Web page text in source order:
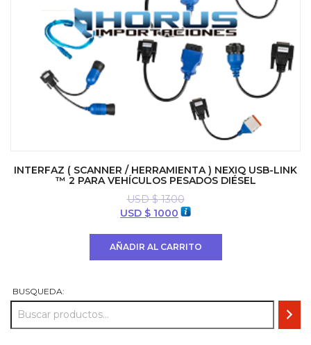
INTERFAZ ( SCANNER / HERRAMIENTA ) NEXIQ USB-LINK
™ 2 PARA VEHÍCULOS PESADOS DIÉSEL
USD $1300
El
original
USD $ 1000 El
AÑADIR AL CARRITO
BUSQUEDA: